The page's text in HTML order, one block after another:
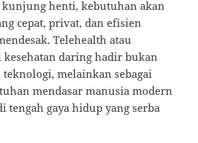
henti, kebutuhan akan
cepat, privat, dan efisien
Telehealth atau
daring hadir bukan
teknologi, melainkan sebagai
mendasar manusia modern
tengah gaya hidup yang serba